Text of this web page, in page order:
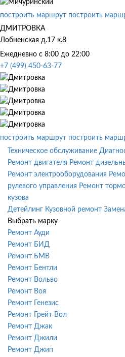
построить маршрут построить
ДМИТРОВКА
Лобненская д.17 к.8
Ежедневно с 8:00 до 22:00
+7 (499) 450-63-77
построить маршрут построить
Техническое обслуживание
Ремонт двигателя Ремонт
Ремонт электрооборудования
рулевого управления Ремонт
кузова
Детейлинг Кузовной ремонт
Выбрать марку
Ремонт Ауди
Ремонт БИД
Ремонт БМВ
Ремонт Бентли
Ремонт Вольво
Ремонт Воя
Ремонт Генезис
Ремонт Грейт Вол
Ремонт Джак
Ремонт Джили
Ремонт Джип